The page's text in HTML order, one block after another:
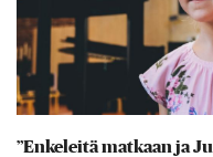
”Enkeleitä matkaan ja